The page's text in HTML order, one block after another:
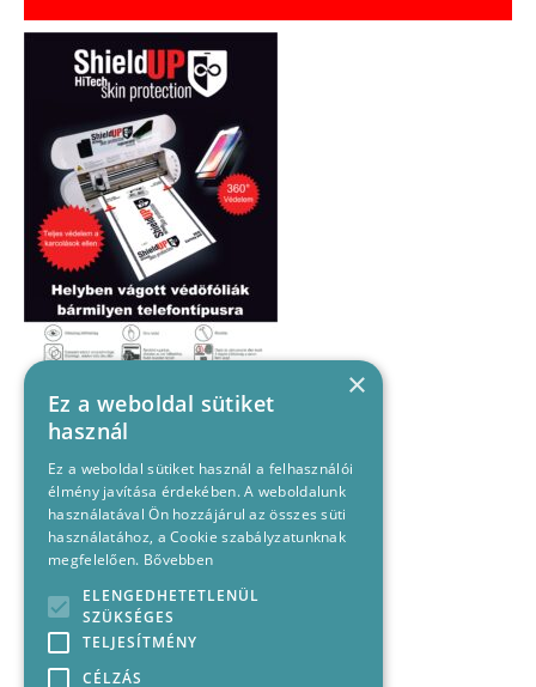
×
Ez a weboldal sütiket
használ
Ez a weboldal sütiket használ a felhasználói
élmény javítása érdekében. A weboldalunk
használatával Ön hozzájárul az összes süti
használatához, a Cookie szabályzatunknak
megfelelően. Bővebben
ELENGEDHETETLENÜL
SZÜKSÉGES
TELJESÍTMÉNY
CÉLZÁS